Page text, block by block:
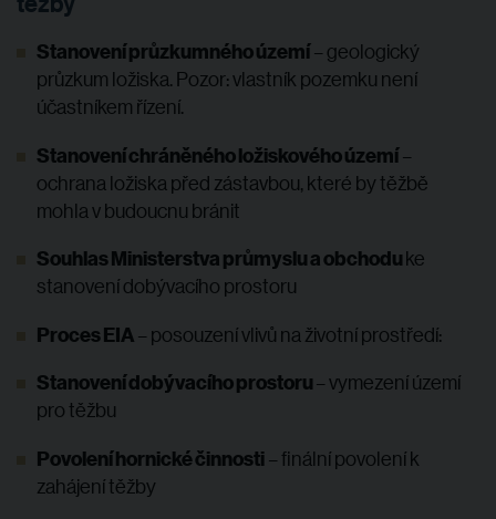
Stanovení průzkumného území– geologický
průzkum ložiska. Pozor: vlastník pozemku není
účastníkem řízení.
Stanovení chráněného ložiskového území–
ochrana ložiska před zástavbou, které by těžbě
mohla v budoucnu bránit
Souhlas Ministerstva průmyslu a obchoduke
stanovení dobývacího prostoru
Proces EIA– posouzení vlivů na životní prostředí:
Stanovení dobývacího prostoru– vymezení území
pro těžbu
Povolení hornické činnosti – finální povolení k
zahájení těžby